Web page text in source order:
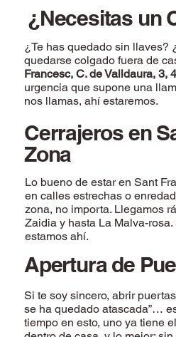
¿Necesitas un
¿Te has quedado sin llaves?
quedarse colgado fuera de
Francesc, C. de Valldaura, 3,
urgencia que supone una
nos llamas, ahí estaremos.
Cerrajeros en
Zona
Lo bueno de estar en Sant
en calles estrechas o
zona, no importa. Llegamos
Zaidia y hasta La Malva-
estamos ahí.
Apertura de
Si te soy sincero, abrir
se ha quedado atascada”…
tiempo en esto, uno ya tiene